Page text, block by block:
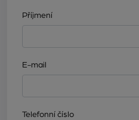
Příjmení
E-mail
Telefonní číslo